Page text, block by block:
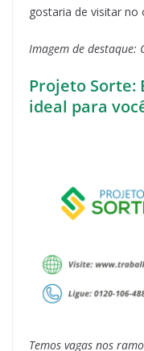
gostaria de visitar no
Imagem de destaque:
Projeto Sorte:
ideal para
Temos vagas nos